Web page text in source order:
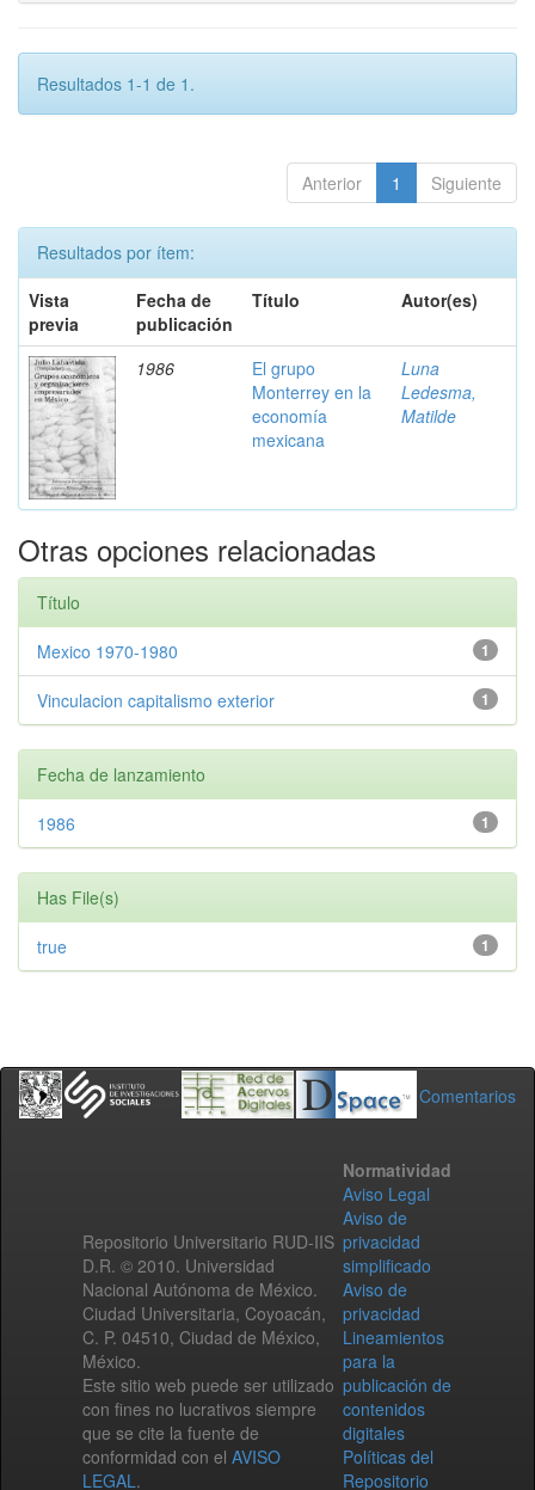
Resultados 1-1 de 1.
Anterior 1 Siguiente
Resultados por ítem:
Vista
previa
Fecha de
publicación
Título Autor(es)
1986
El grupo
Monterrey en la
economía
mexicana
Luna
Ledesma,
Matilde
Otras opciones relacionadas
Título
1
Mexico 1970-1980
1
Vinculacion capitalismo exterior
Fecha de lanzamiento
1
1986
Has File(s)
1
true
Comentarios
Repositorio Universitario RUD-IIS
D.R. © 2010. Universidad
Nacional Autónoma de México.
Ciudad Universitaria, Coyoacán,
C. P. 04510, Ciudad de México,
México.
Este sitio web puede ser utilizado
con fines no lucrativos siempre
que se cite la fuente de
conformidad con el AVISO
LEGAL.
Normatividad
Aviso Legal
Aviso de
privacidad
simplificado
Aviso de
privacidad
Lineamientos
para la
publicación de
contenidos
digitales
Políticas del
Repositorio